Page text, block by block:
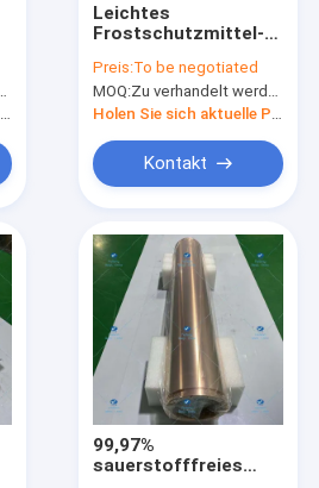
Holen Sie sich aktuelle Preis
Leichtes
Frostschutzmittel-
Wärmeaustausch-
Ausrüstung
Preis:To be negotiated
MOQ:Zu verhandelt werden
Holen Sie sich aktuelle Preis
Kontakt
99,97%
sauerstofffreies